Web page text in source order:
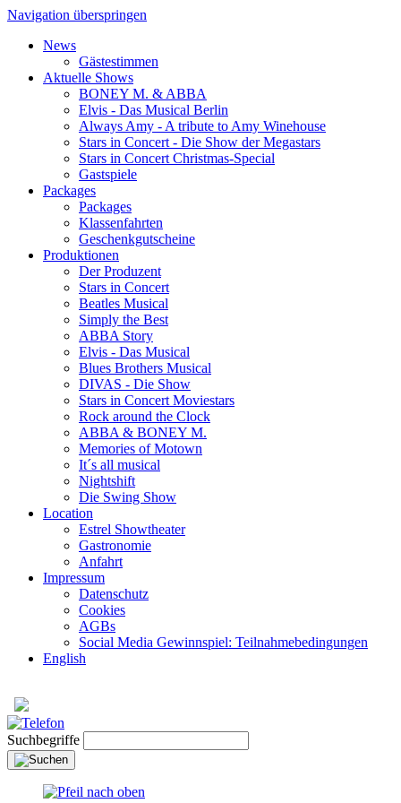
Navigation überspringen
News
Gästestimmen
Aktuelle Shows
BONEY M. & ABBA
Elvis - Das Musical Berlin
Always Amy - A tribute to Amy Winehouse
Stars in Concert - Die Show der Megastars
Stars in Concert Christmas-Special
Gastspiele
Packages
Packages
Klassenfahrten
Geschenkgutscheine
Produktionen
Der Produzent
Stars in Concert
Beatles Musical
Simply the Best
ABBA Story
Elvis - Das Musical
Blues Brothers Musical
DIVAS - Die Show
Stars in Concert Moviestars
Rock around the Clock
ABBA & BONEY M.
Memories of Motown
It´s all musical
Nightshift
Die Swing Show
Location
Estrel Showtheater
Gastronomie
Anfahrt
Impressum
Datenschutz
Cookies
AGBs
Social Media Gewinnspiel: Teilnahmebedingungen
English
Suchbegriffe